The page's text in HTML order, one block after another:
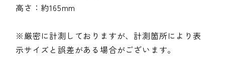
高さ：約165mm
※厳密に計測しておりますが、計測箇所により表
示サイズと誤差がある場合がございます。